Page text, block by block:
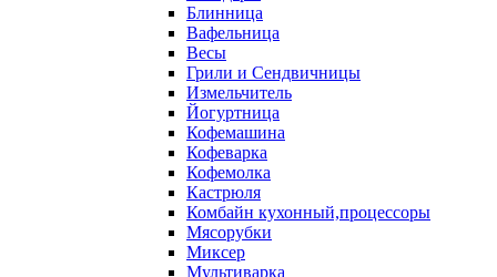
Блинница
Вафельница
Весы
Грили и Сендвичницы
Измельчитель
Йогуртница
Кофемашина
Кофеварка
Кофемолка
Кастрюля
Комбайн кухонный,процессоры
Мясорубки
Миксер
Мультиварка